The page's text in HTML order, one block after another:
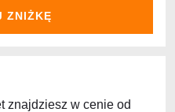
ZNIŻKĘ
znajdziesz w cenie od